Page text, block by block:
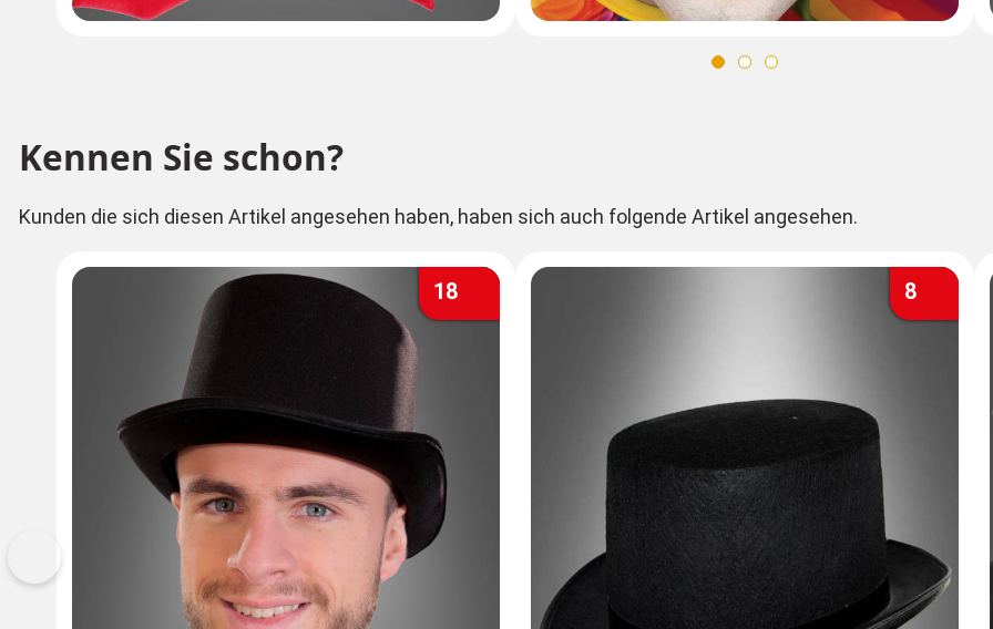
Kennen Sie schon?
Kunden die sich diesen Artikel angesehen haben, haben sich auch folgende Artikel angesehen.
18 8